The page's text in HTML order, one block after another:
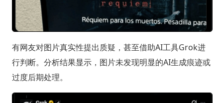
有网友对图片真实性提出质疑，甚至借助AI工具Grok进
行判断。分析结果显示，图片未发现明显的AI生成痕迹或
过度后期处理。